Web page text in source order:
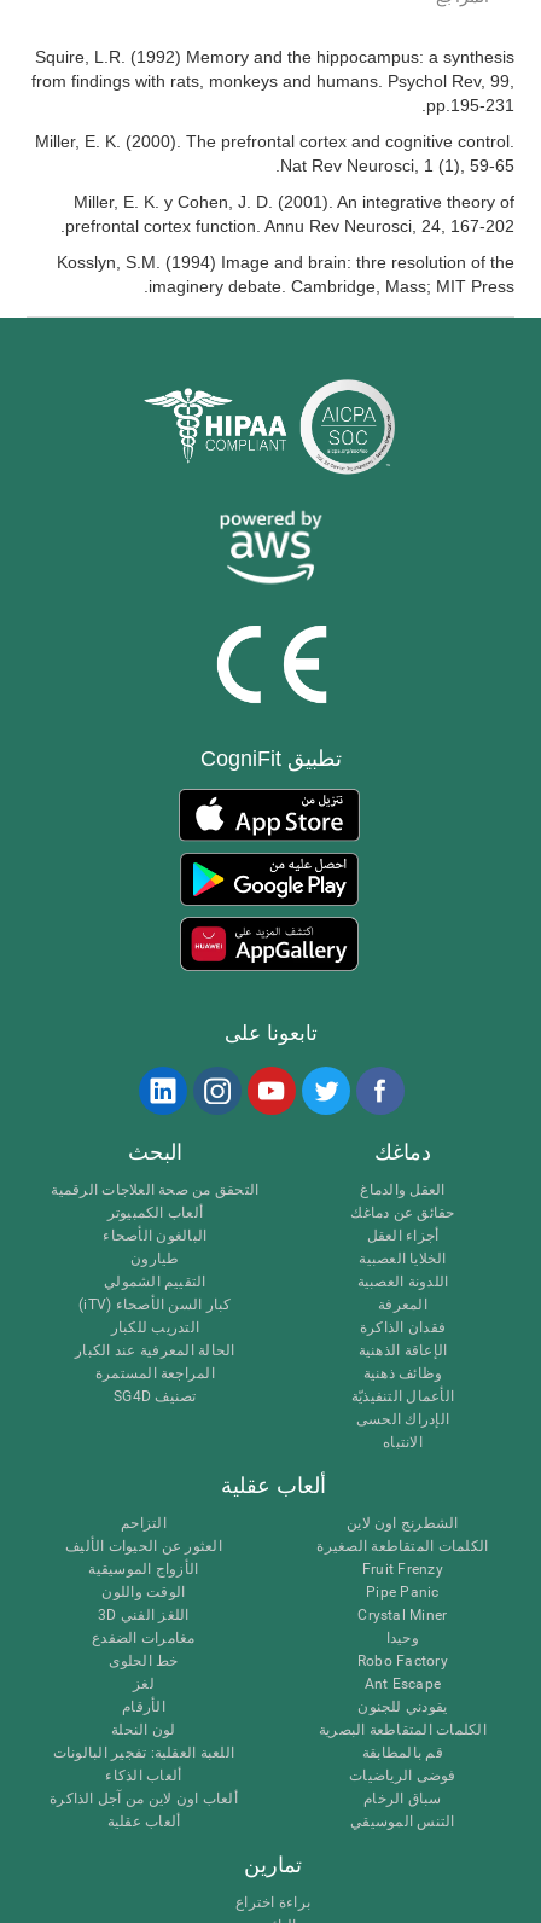
Squire, L.R. (1992) Memory and the hippocampus: a synthesis
from findings with rats, monkeys and humans. Psychol Rev, 99,
pp.195-231.
Miller, E. K. (2000). The prefrontal cortex and cognitive control.
Nat Rev Neurosci, 1 (1), 59-65.
Miller, E. K. y Cohen, J. D. (2001). An integrative theory of
prefrontal cortex function. Annu Rev Neurosci, 24, 167-202.
Kosslyn, S.M. (1994) Image and brain: thre resolution of the
imaginery debate. Cambridge, Mass; MIT Press.
تطبيق CogniFit
تابعونا على
دماغك
العقل والدماغ
حقائق عن دماغك
أجزاء العقل
الخلايا العصبية
اللدونة العصبية
المعرفة
فقدان الذاكرة
الإعاقة الذهنية
وظائف ذهنية
الأعمال التنفيذيّة
الإدراك الحسى
الانتباه
البحث
التحقق من صحة العلاجات الرقمية
ألعاب الكمبيوتر
البالغون الأصحاء
طيارون
التقييم الشمولي
كبار السن الأصحاء (iTV)
التدريب للكبار
الحالة المعرفية عند الكبار
المراجعة المستمرة
تصنيف SG4D
ألعاب عقلية
الشطرنج اون لاين
الكلمات المتقاطعة الصغيرة
Fruit Frenzy
Pipe Panic
Crystal Miner
وحيدا
Robo Factory
Ant Escape
يقودني للجنون
الكلمات المتقاطعة البصرية
قم بالمطابقة
فوضى الرياضيات
سباق الرخام
التنس الموسيقي
التزاحم
العثور عن الحيوات الأليف
الأزواج الموسيقية
الوقت واللون
اللغز الفني 3D
مغامرات الضفدع
خط الحلوى
لغز
الأرقام
لون النحلة
اللعبة العقلية: تفجير البالونات
ألعاب الذكاء
ألعاب اون لاين من آجل الذاكرة
ألعاب عقلية
تمارين
براءة اختراع